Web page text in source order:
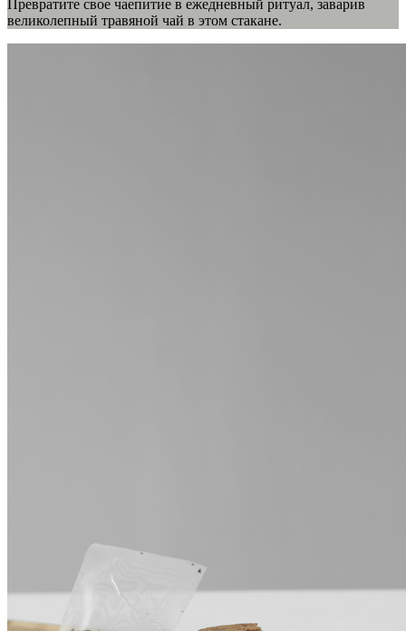
Превратите свое чаепитие в ежедневный ритуал, заварив
великолепный травяной чай в этом стакане.